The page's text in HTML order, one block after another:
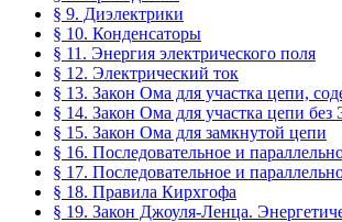
§ 9. Диэлектрики
§ 10. Конденсаторы
§ 11. Энергия электрического поля
§ 12. Электрический ток
§ 13. Закон Ома для участка цепи,
§ 14. Закон Ома для участка цепи
§ 15. Закон Ома для замкнутой цепи
§ 16. Последовательное и
§ 17. Последовательное и
§ 18. Правила Кирхгофа
§ 19. Закон Джоуля-Ленца.